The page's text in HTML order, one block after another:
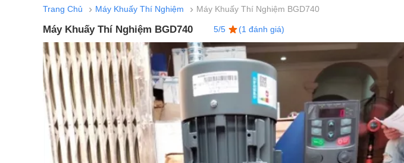
Trang Chủ › Máy Khuấy Thí Nghiệm › Máy Khuấy Thí Nghiệm BGD740
Máy Khuấy Thí Nghiệm BGD740 5/5 (1 đánh giá)